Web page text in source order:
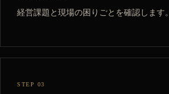
経営課題と現場の困りごとを確認します。
STEP 03